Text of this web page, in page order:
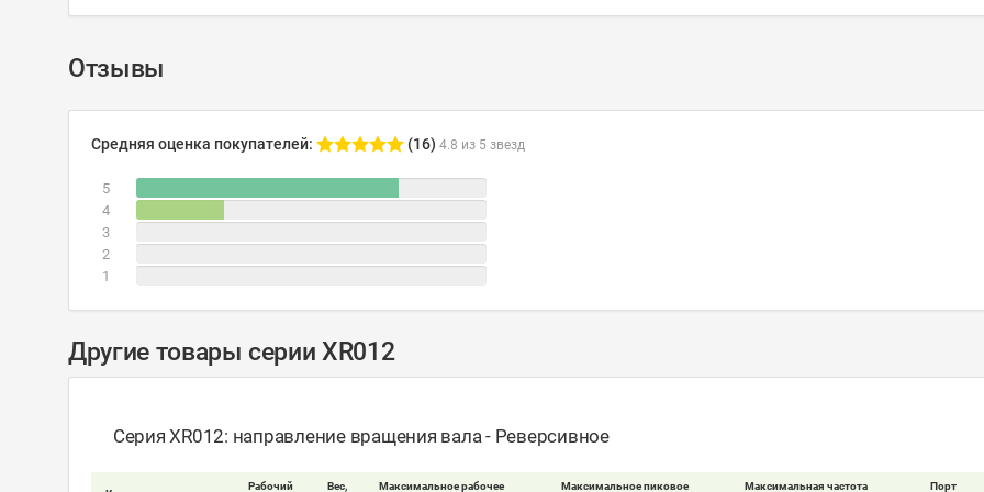
Отзывы
Средняя оценка покупателей: (16) 4.8 из 5 звезд
5
4
3
2
1
Другие товары серии XR012
Серия XR012: направление вращения вала - Реверсивное
Рабочий Вес, Максимальное рабочее Максимальное пиковое Максимальная частота Порт